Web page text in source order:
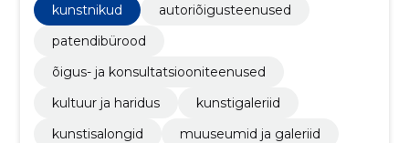
kunstnikud
autoriõigusteenused
patendibürood
õigus- ja konsultatsiooniteenused
kultuur ja haridus
kunstigaleriid
kunstisalongid
muuseumid ja galeriid